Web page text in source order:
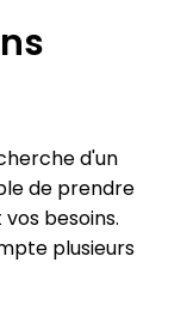
d'un
de prendre
besoins.
plusieurs